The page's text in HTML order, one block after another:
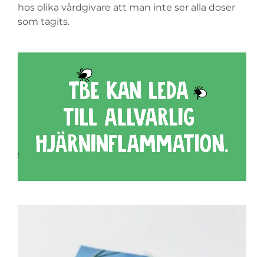
hos olika vårdgivare att man inte ser alla doser
som tagits.